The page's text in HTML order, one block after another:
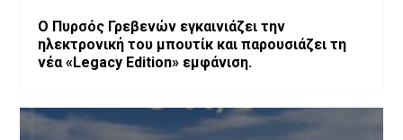
Ο Πυρσός Γρεβενών εγκαινιάζει την
ηλεκτρονική του μπουτίκ και παρουσιάζει τη
νέα «Legacy Edition» εμφάνιση.